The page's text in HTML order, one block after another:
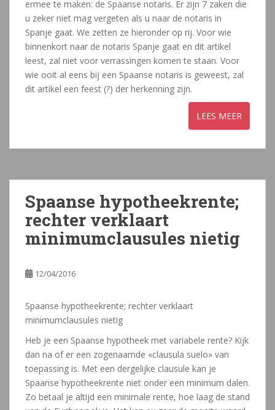
ermee te maken: de Spaanse notaris. Er zijn 7 zaken die
u zeker niet mag vergeten als u naar de notaris in
Spanje gaat. We zetten ze hieronder op rij. Voor wie
binnenkort naar de notaris Spanje gaat en dit artikel
leest, zal niet voor verrassingen komen te staan. Voor
wie ooit al eens bij een Spaanse notaris is geweest, zal
dit artikel een feest (?) der herkenning zijn.
Spaanse hypotheekrente;
rechter verklaart
minimumclausules nietig
12/04/2016
Spaanse hypotheekrente; rechter verklaart
minimumclausules nietig
Heb je een Spaanse hypotheek met variabele rente? Kijk
dan na of er een zogenaamde «clausula suelo» van
toepassing is. Met een dergelijke clausule kan je
Spaanse hypotheekrente niet onder een minimum dalen.
Zo betaal je altijd een minimale rente, hoe laag de stand